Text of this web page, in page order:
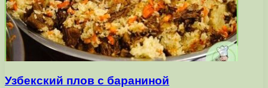
Узбекский плов с бараниной